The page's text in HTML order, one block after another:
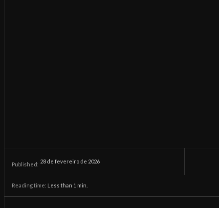
Published: 28 de fevereiro de 2026
Reading time: Less than 1 min.